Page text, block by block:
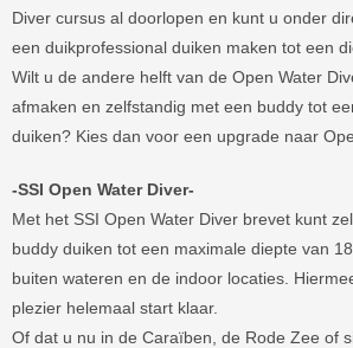
Diver cursus al doorlopen en kunt u onder
een duikprofessional duiken maken tot een
Wilt u de andere helft van de Open Water
afmaken en zelfstandig met een buddy tot
duiken? Kies dan voor een upgrade naar
-SSI Open Water Diver-
Met het SSI Open Water Diver brevet kunt
buddy duiken tot een maximale diepte van
buiten wateren en de indoor locaties.
plezier helemaal start klaar.
Of dat u nu in de Caraïben, de Rode Zee of